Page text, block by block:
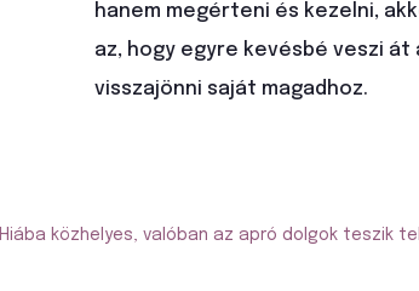
hanem megérteni és kezelni,
az, hogy egyre kevésbé veszi
visszajönni saját magadhoz.
Hiába közhelyes, valóban az apró dolgok teszik